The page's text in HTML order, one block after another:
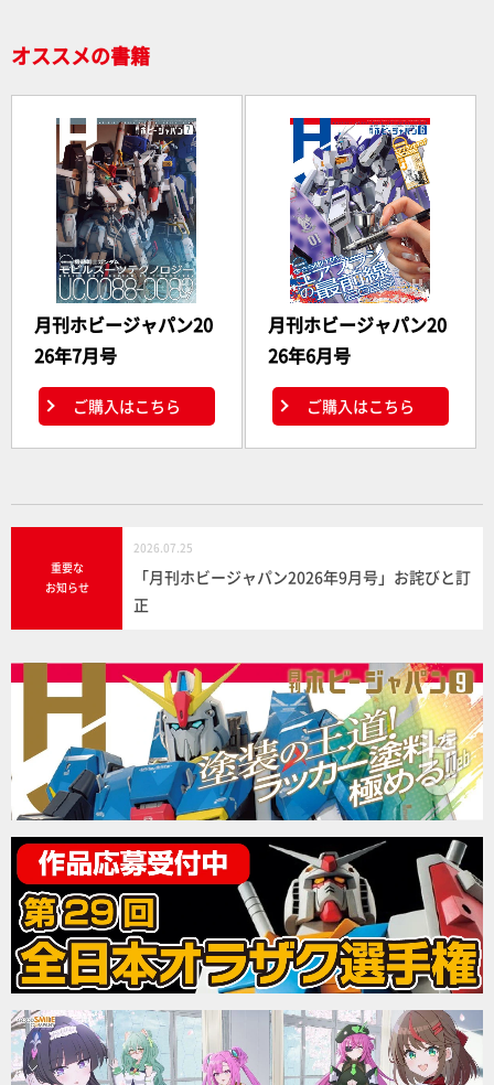
オススメの書籍
月刊ホビージャパン20
26年7月号
ご購入はこちら
月刊ホビージャパン20
26年6月号
ご購入はこちら
重要な
お知らせ
2026.07.25
「月刊ホビージャパン2026年9月号」お詫びと訂
正